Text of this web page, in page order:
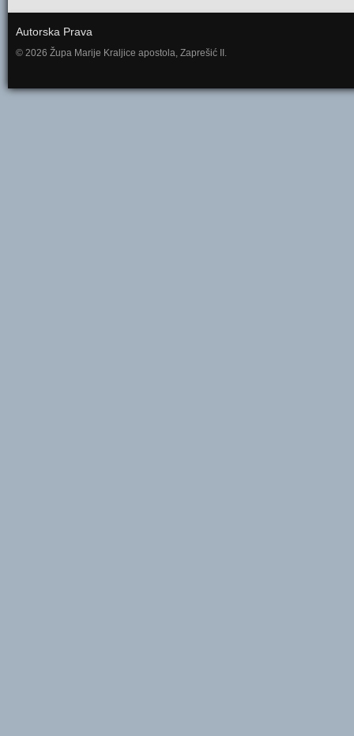
Autorska Prava
© 2026 Župa Marije Kraljice apostola, Zaprešić II.